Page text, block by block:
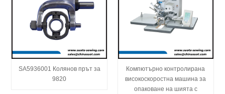
SA5936001 Колянов прът за
9820
Компютърно контролирана
високоскоростна машина за
опаковане на шията с